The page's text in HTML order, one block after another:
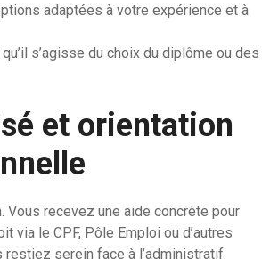
adaptées à votre expérience et à
s’agisse du choix du diplôme ou des
et orientation
Vous recevez une aide concrète pour
via le CPF, Pôle Emploi ou d’autres
serein face à l’administratif.